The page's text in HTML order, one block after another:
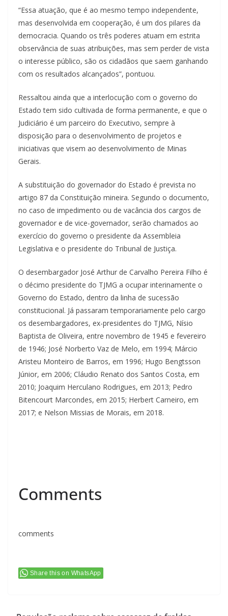
“Essa atuação, que é ao mesmo tempo independente,
mas desenvolvida em cooperação, é um dos pilares da
democracia. Quando os três poderes atuam em estrita
observância de suas atribuições, mas sem perder de vista
o interesse público, são os cidadãos que saem ganhando
com os resultados alcançados”, pontuou.
Ressaltou ainda que a interlocução com o governo do
Estado tem sido cultivada de forma permanente, e que o
Judiciário é um parceiro do Executivo, sempre à
disposição para o desenvolvimento de projetos e
iniciativas que visem ao desenvolvimento de Minas
Gerais.
A substituição do governador do Estado é prevista no
artigo 87 da Constituição mineira. Segundo o documento,
no caso de impedimento ou de vacância dos cargos de
governador e de vice-governador, serão chamados ao
exercício do governo o presidente da Assembleia
Legislativa e o presidente do Tribunal de Justiça.
O desembargador José Arthur de Carvalho Pereira Filho é
o décimo presidente do TJMG a ocupar interinamente o
Governo do Estado, dentro da linha de sucessão
constitucional. Já passaram temporariamente pelo cargo
os desembargadores, ex-presidentes do TJMG, Nísio
Baptista de Oliveira, entre novembro de 1945 e fevereiro
de 1946; José Norberto Vaz de Melo, em 1994; Márcio
Aristeu Monteiro de Barros, em 1996; Hugo Bengtsson
Júnior, em 2006; Cláudio Renato dos Santos Costa, em
2010; Joaquim Herculano Rodrigues, em 2013; Pedro
Bitencourt Marcondes, em 2015; Herbert Carneiro, em
2017; e Nelson Missias de Morais, em 2018.
Comments
comments
Share this on WhatsApp